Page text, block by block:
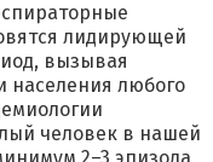
лидирующей
вызывая
населения любого
человек в нашей